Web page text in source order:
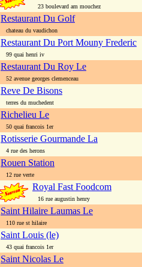
23 boulevard am mouchez
Restaurant Du Golf
chateau du vaudichon
Restaurant Du Port Mouny Frederic
99 quai henri iv
Restaurant Du Roy Le
52 avenue georges clemenceau
Reve De Bisons
terres du muchedent
Richelieu Le
50 quai francois 1er
Rotisserie Gourmande La
4 rue des herons
Rouen Station
12 rue verte
Royal Fast Foodcom
16 rue augustin henry
Saint Hilaire Laumas Le
110 rue st hilaire
Saint Louis (le)
43 quai francois 1er
Saint Nicolas Le